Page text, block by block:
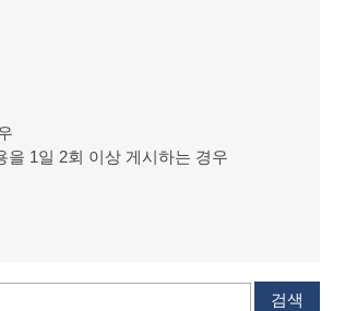
1일 2회 이상 게시하는 경우
검색